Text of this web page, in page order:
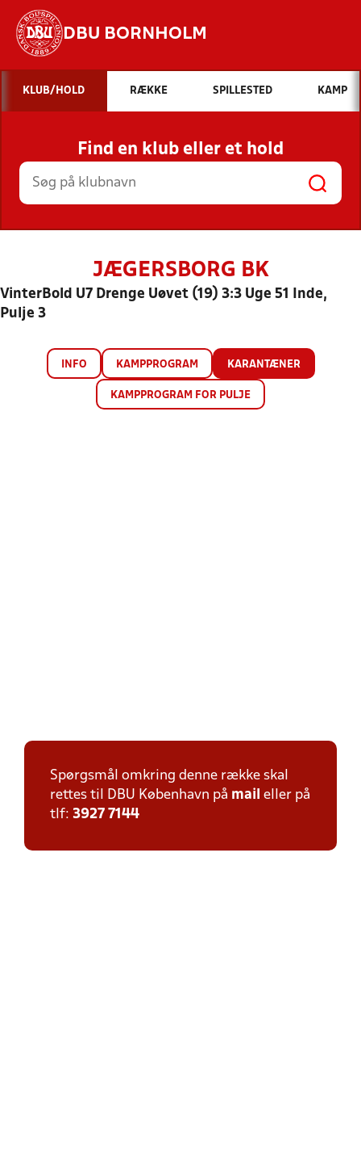
DBU BORNHOLM
Hvad vil du søge efter?
INDHOLD OG NYHEDER
STILLINGER, RESULTATER, KLUBBER OG
HOLD
KLUB/HOLD RÆKKE SPILLESTED KAMP
Find en klub eller et hold
JÆGERSBORG BK
VinterBold U7 Drenge Uøvet (19) 3:3 Uge 51 Inde,
Pulje 3
INFO KAMPPROGRAM KARANTÆNER
KAMPPROGRAM FOR PULJE
Spørgsmål omkring denne række skal
rettes til DBU København på mail eller på
tlf: 3927 7144